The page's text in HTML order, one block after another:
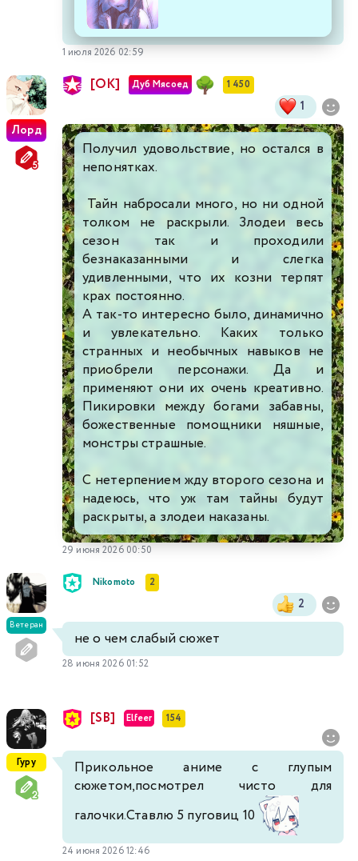
1 июля 2026 02:59
Лорд
[ОК] Дуб Мясоед 1 450
1
Получил удовольствие, но остался в
непонятках.
Тайн набросали много, но ни одной
толком не раскрыли. Злодеи весь
сезон так и проходили
безнаказанными и слегка
удивленными, что их козни терпят
крах постоянно.
А так-то интересно было, динамично
и увлекательно. Каких только
странных и необычных навыков не
приобрели персонажи. Да и
применяют они их очень креативно.
Пикировки между богами забавны,
божественные помощники няшные,
монстры страшные.
С нетерпением жду второго сезона и
надеюсь, что уж там тайны будут
раскрыты, а злодеи наказаны.
29 июня 2026 00:50
Ветеран
Nikomoto 2
2
не о чем слабый сюжет
28 июня 2026 01:52
Гуру
[SB] Elfeer 154
Прикольное аниме с глупым
сюжетом,посмотрел чисто для
галочки.Ставлю 5 пуговиц 10
24 июня 2026 12:46